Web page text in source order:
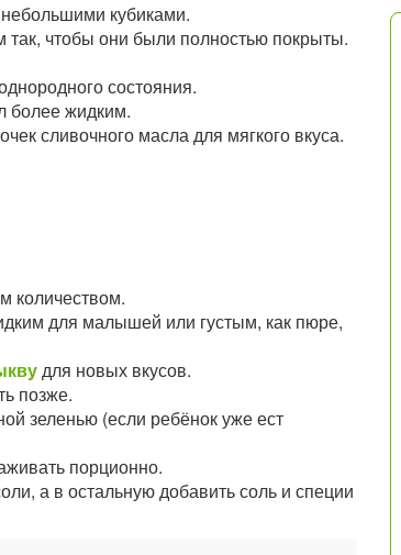
кубиками.
чтобы они были полностью покрыты.
состояния.
более жидким.
сливочного масла для мягкого вкуса.
количеством.
для малышей или густым, как пюре,
для новых вкусов.
позже.
зеленью (если ребёнок уже ест
порционно.
а в остальную добавить соль и специи